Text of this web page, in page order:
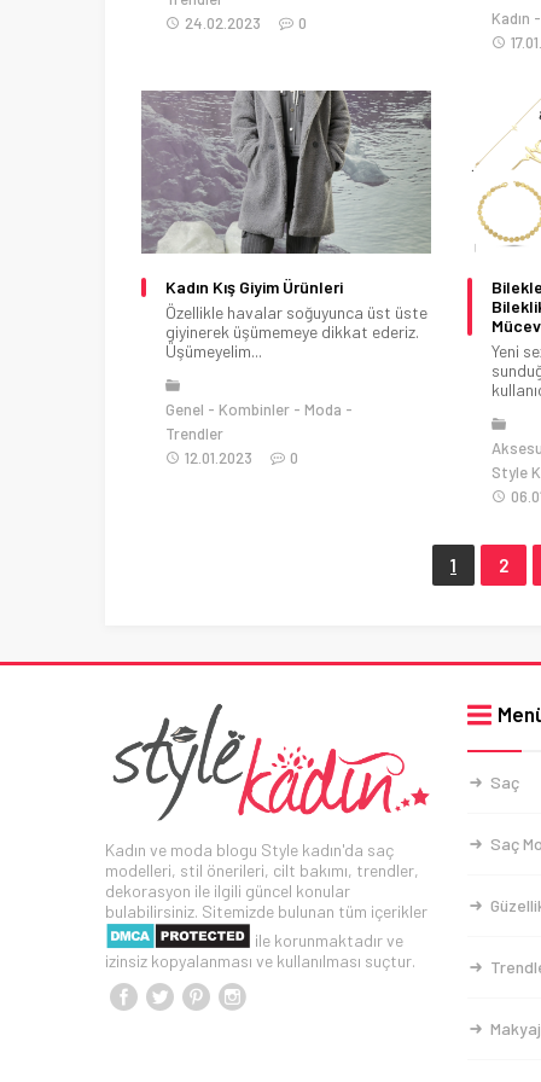
24.02.2023
0
Kadın
Kadın Kış Giyim Ürünleri
Özellikle havalar soğuyunca üst üste
giyinerek üşümemeye dikkat ederiz.
Üşümeyelim...
Genel Kombinler
Moda
Trendler
12.01.2023
0
Yeni
Style
1 2
Kadın ve moda blogu Style kadın'da saç
modelleri, stil önerileri, cilt bakımı, trendler,
dekorasyon ile ilgili güncel konular
bulabilirsiniz. Sitemizde bulunan tüm içerikler
ile korunmaktadır ve
izinsiz kopyalanması ve kullanılması suçtur.
Saç
Saç
Makyaj